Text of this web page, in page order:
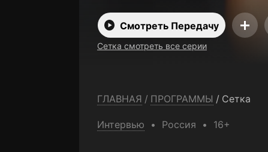
Смотреть Передачу
Сетка смотреть все серии
ГЛАВНАЯ / ПРОГРАММЫ / Сетка
Интервью Россия 16+